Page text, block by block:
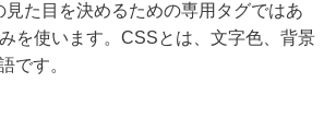
た目を決めるための専用タグではあ
を使います。CSSとは、文字色、背景
です。